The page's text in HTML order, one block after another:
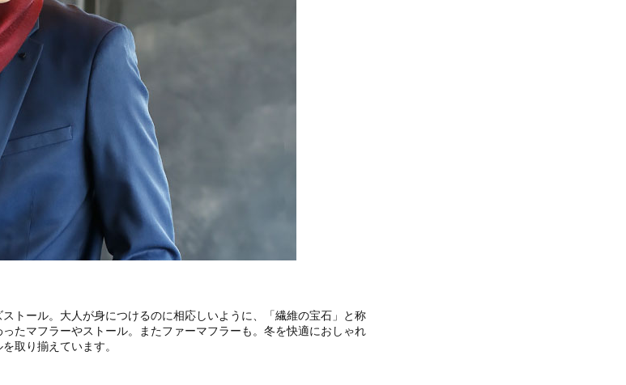
トール。大人が身につけるのに相応しいように、「繊維の宝石」と称
たマフラーやストール。またファーマフラーも。冬を快適におしゃれ
取り揃えています。